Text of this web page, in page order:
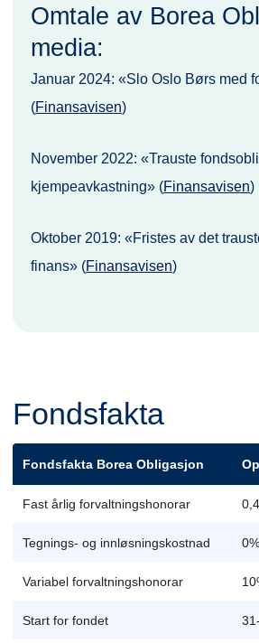
Omtale av Borea
media:
Januar 2024: «Slo Oslo Børs med
(Finansavisen)
November 2022: «Trauste
kjempeavkastning» (Finansavisen)
Oktober 2019: «Fristes av det
finans» (Finansavisen)
Fondsfakta
Fondsfakta Borea Obligasjon
Fast årlig forvaltningshonorar
Tegnings- og innløsningskostnad 0%
Variabel forvaltningshonorar
Start for fondet